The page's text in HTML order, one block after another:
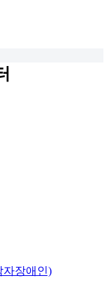
자장애인)